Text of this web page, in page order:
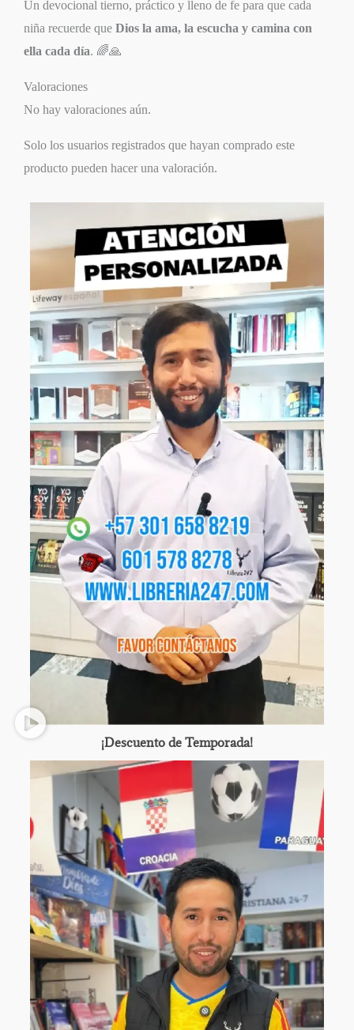
Un devocional tierno, práctico y lleno de fe para que cada
niña recuerde que Dios la ama, la escucha y camina con
ella cada día. 🌈🙏
Valoraciones
No hay valoraciones aún.
Solo los usuarios registrados que hayan comprado este
producto pueden hacer una valoración.
¡Descuento de Temporada!